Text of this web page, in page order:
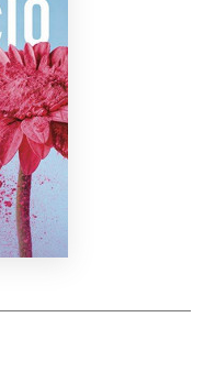
info@elvislab.lt